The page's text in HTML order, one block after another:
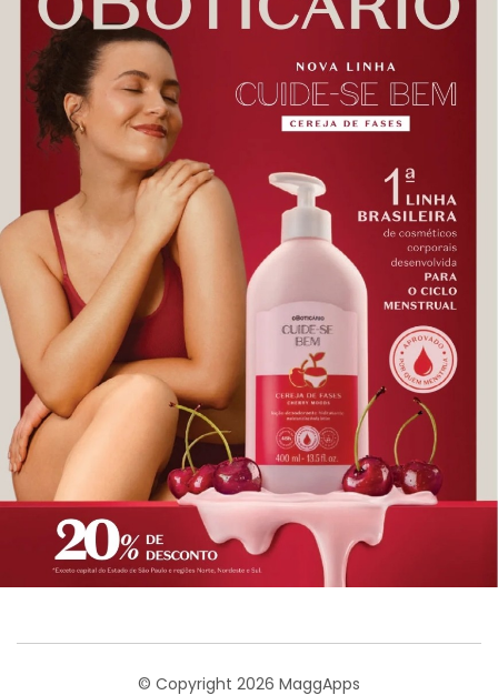
© Copyright 2026 MaggApps